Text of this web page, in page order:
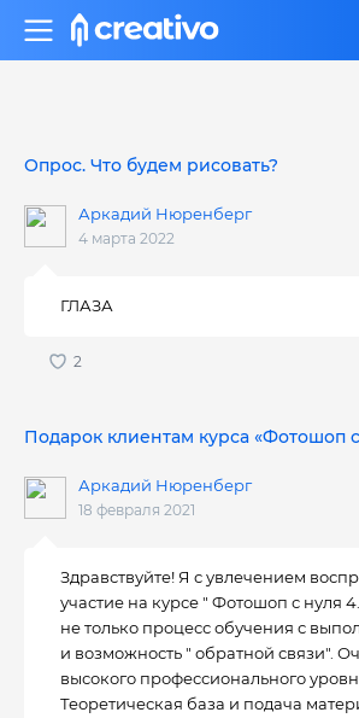
Опрос. Что будем рисовать?
Аркадий Нюренберг
4 марта 2022
ГЛАЗА
Подарок клиентам курса «Фотошоп
Аркадий Нюренберг
18 февраля 2021
Здравствуйте! Я с увлечением
участие на курсе " Фотошоп с нуля
не только процесс обучения с
и возможность " обратной связи".
высокого профессионального
Теоретическая база и подача